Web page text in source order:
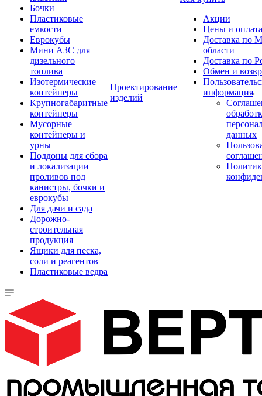
Бочки
Пластиковые
емкости
Еврокубы
Мини АЗС для
дизельного
топлива
Изотермические
контейнеры
Крупногабаритные
контейнеры
Мусорные
контейнеры и
урны
Поддоны для сбора
и локализации
проливов под
канистры, бочки и
еврокубы
Для дачи и сада
Дорожно-
строительная
продукция
Ящики для песка,
соли и реагентов
Пластиковые ведра
Проектирование
изделий
Акции
Цены и оплата
Доставка по
области
Доставка по
Обмен и
информация
данных